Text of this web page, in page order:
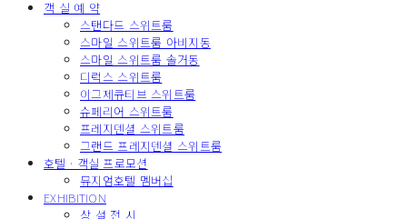
객 실 예 약
스탠다드 스위트룸
스마일 스위트룸 아비지동
스마일 스위트룸 솔거동
디럭스 스위트룸
이그제큐티브 스위트룸
슈페리어 스위트룸
프레지덴셜 스위트룸
그랜드 프레지덴셜 스위트룸
호텔 · 객실 프로모션
뮤지엄호텔 멤버십
EXHIBITION
상 설 전 시